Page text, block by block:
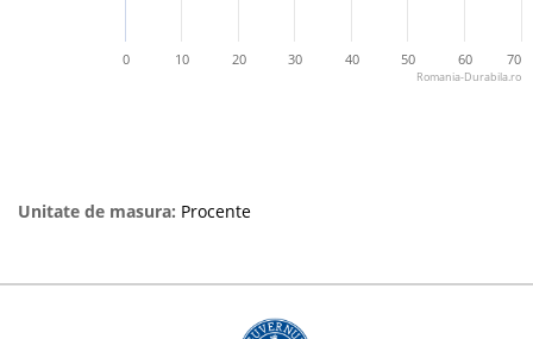
0 10 20 30 40 50 60 70
Romania-Durabila.ro
Unitate de masura: Procente